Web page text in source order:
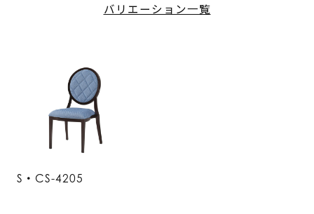
バリエーション一覧
S・CS-4205